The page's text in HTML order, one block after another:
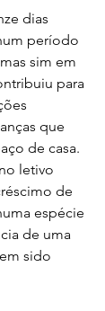
dias
período
sim em
para
que
de casa.
letivo
de
espécie
de uma
sido